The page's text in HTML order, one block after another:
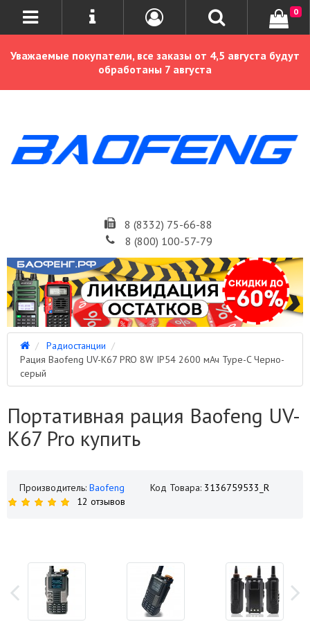
Уважаемые покупатели, все заказы от 4,5 августа будут
обработаны 7 августа
8 (8332) 75-66-88
8 (800) 100-57-79
0
Радиостанции
Рация Baofeng UV-K67 PRO 8W IP54 2600 мАч Type-C Черно-
серый
Портативная рация Baofeng UV-
K67 Pro купить
Производитель: Baofeng Код Товара: 3136759533_R
12 отзывов